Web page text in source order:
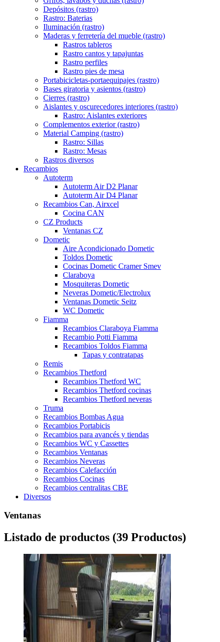
Depósitos (rastro)
Rastro: Baterias
Iluminación (rastro)
Maderas y ferretería del mueble (rastro)
Rastros tableros
Rastro cantos y tapajuntas
Rastro perfiles
Rastro pies de mesa
Portabicicletas-portaequipajes (rastro)
Bases giratoria y asientos (rastro)
Cierres (rastro)
Aislantes y oscurecedores interiores (rastro)
Rastro: Aislantes exteriores
Complementos exterior (rastro)
Material Camping (rastro)
Rastro: Sillas
Rastro: Mesas
Rastros diversos
Recambios
Autoterm
Autoterm Air D2 Planar
Autoterm Air D4 Planar
Recambios Can, Airxcel
Cocina CAN
CZ Products
Ventanas CZ
Dometic
Aire Acondicionado Dometic
Toldos Dometic
Cocinas Dometic Cramer Smev
Claraboya
Mosquiteras Dometic
Neveras Dometic/Electrolux
Ventanas Dometic Seitz
WC Dometic
Fiamma
Recambios Claraboya Fiamma
Recambio Potti Fiamma
Recambios Toldos Fiamma
Tapas y contratapas
Remis
Recambios Thetford
Recambios Thetford WC
Recambios Thetford cocinas
Recambios Thetford neveras
Truma
Recambios Bombas Agua
Recambios Portabicis
Recambios para avancés y tiendas
Recambios WC y Cassettes
Recambios Ventanas
Recambios Neveras
Recambios Calefacción
Recambios Cocinas
Recambios centralitas CBE
Diversos
Ventanas
Listado de productos (39 Productos)